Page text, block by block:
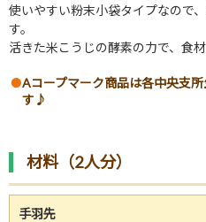
使いやすい粉末小袋タイプなので
す。
活きた米こうじの酵素の力で、食
Aコープマーク商品は各中央支
す♪
材料（2人分）
手羽先